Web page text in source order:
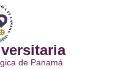
de Panamá